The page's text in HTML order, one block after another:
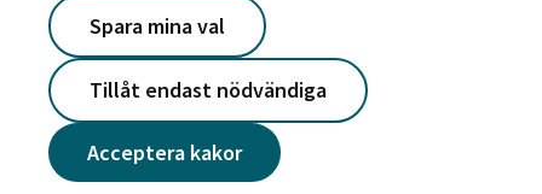
Acceptera kakor
Spara mina val
Tillåt endast nödvändiga
2026-05-19
Victoriahemdagen – skapar stolthet och
framtidstro
Läs mer